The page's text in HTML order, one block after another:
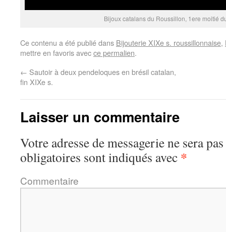
Bijoux catalans du Roussillon, 1ere moitié
Ce contenu a été publié dans Bijouterie XIXe s. roussillonnaise,
mettre en favoris avecce permalien.
← Sautoir à deux pendeloques en brésil catalan,
fin XIXe s.
Laisser un commentaire
Votre adresse de messagerie ne sera
obligatoires sont indiqués avec *
Commentaire